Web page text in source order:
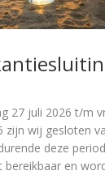
staat
veel mooier en
auto. De 2-din
ook uitgevoerd
27 juli 2026 t/m
zijn wij gesloten
deze
bereikbaar en